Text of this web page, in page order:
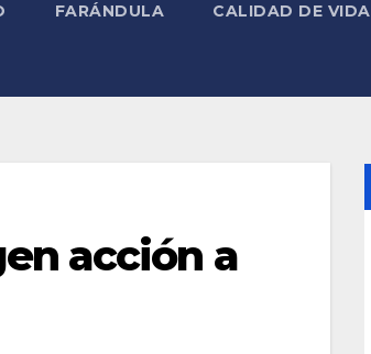
FARÁNDULA CALIDAD DE VIDA
acción a